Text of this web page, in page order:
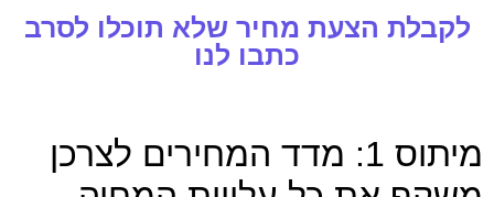
לקבלת הצעת מחיר שלא תוכלו לסרב
כתבו לנו
מיתוס 1: מדד המחירים לצרכן